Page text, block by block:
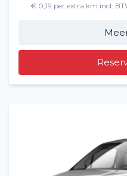
€ 0,19 per extra km incl.